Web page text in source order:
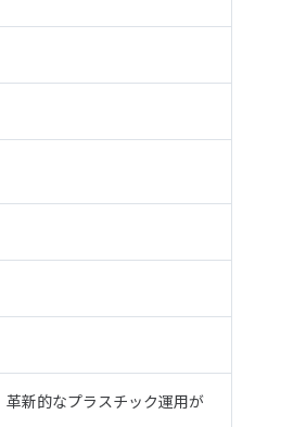
新的なプラスチック運用が